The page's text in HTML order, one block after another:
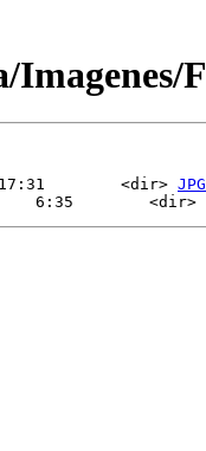
17:31        <dir> JPG
6:35        <dir>